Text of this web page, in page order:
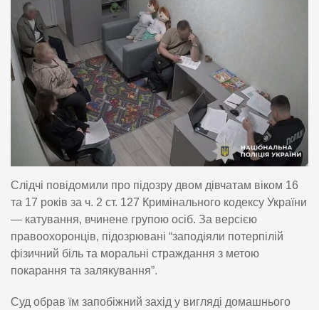
Слідчі повідомили про підозру двом дівчатам віком 16
та 17 років за ч. 2 ст. 127 Кримінального кодексу України
— катування, вчинене групою осіб. За версією
правоохоронців, підозрювані “заподіяли потерпілій
фізичний біль та моральні страждання з метою
покарання та залякування”.
Суд обрав їм запобіжний захід у вигляді домашнього